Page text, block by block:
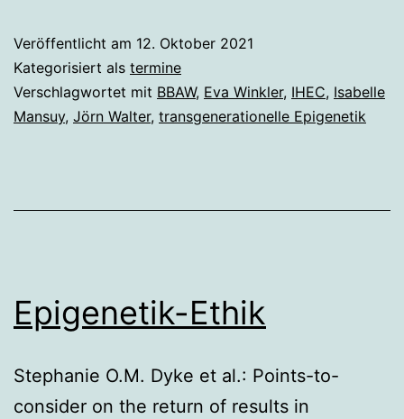
20:00
Uhr:
Gene
Veröffentlicht am 12. Oktober 2021
Kategorisiert als termine
Verschlagwortet mit BBAW, Eva Winkler, IHEC, Isabelle
Mansuy, Jörn Walter, transgenerationelle Epigenetik
Epigenetik-Ethik
Stephanie O.M. Dyke et al.: Points-to-
consider on the return of results in